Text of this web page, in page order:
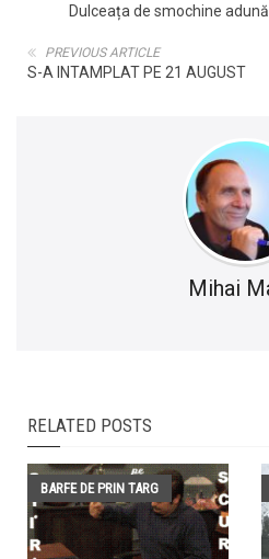
Dulceața de smochine
PREVIOUS ARTICLE
S-A INTAMPLAT PE 21 AUGUST
Mihai
RELATED POSTS
BARFE DE PRIN TARG